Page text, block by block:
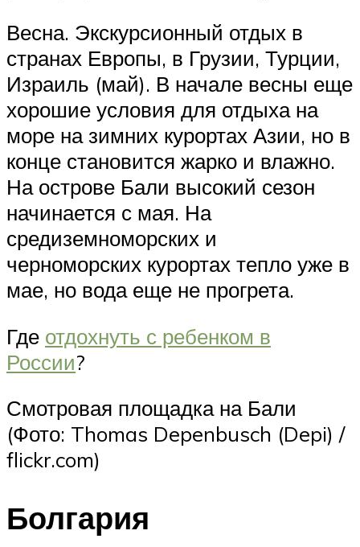
Весна. Экскурсионный отдых в
странах Европы, в Грузии, Турции,
Израиль (май). В начале весны еще
хорошие условия для отдыха на
море на зимних курортах Азии, но в
конце становится жарко и влажно.
На острове Бали высокий сезон
начинается с мая. На
средиземноморских и
черноморских курортах тепло уже в
мае, но вода еще не прогрета.
Где отдохнуть с ребенком в
России?
Смотровая площадка на Бали
(Фото: Thomas Depenbusch (Depi) /
flickr.com)
Болгария